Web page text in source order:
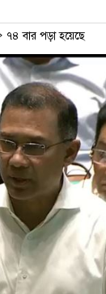
৭৪ বার পড়া হয়েছে